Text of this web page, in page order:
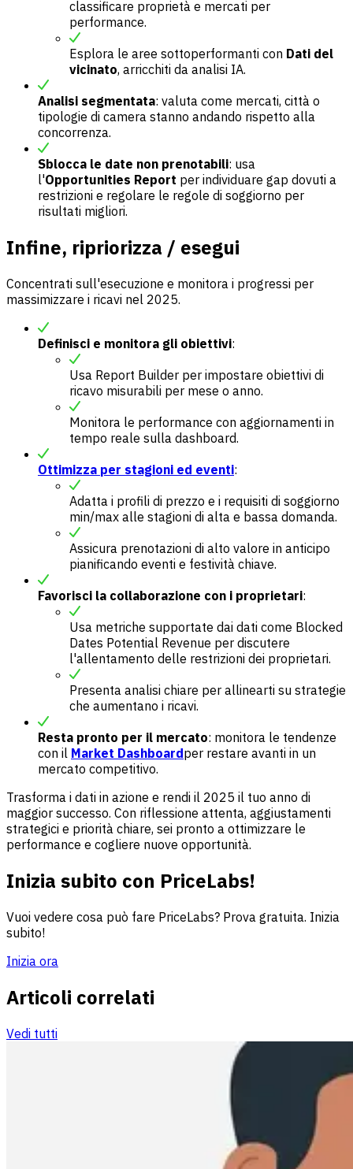
classificare proprietà e mercati per
performance.
Esplora le aree sottoperformanti con Dati del
vicinato, arricchiti da analisi IA.
Analisi segmentata: valuta come mercati, città o
tipologie di camera stanno andando rispetto alla
concorrenza.
Sblocca le date non prenotabili: usa
l'Opportunities Report per individuare gap dovuti a
restrizioni e regolare le regole di soggiorno per
risultati migliori.
Infine, ripriorizza / esegui
Concentrati sull'esecuzione e monitora i progressi per
massimizzare i ricavi nel 2025.
Definisci e monitora gli obiettivi:
Usa Report Builder per impostare obiettivi di
ricavo misurabili per mese o anno.
Monitora le performance con aggiornamenti in
tempo reale sulla dashboard.
Ottimizza per stagioni ed eventi:
Adatta i profili di prezzo e i requisiti di soggiorno
min/max alle stagioni di alta e bassa domanda.
Assicura prenotazioni di alto valore in anticipo
pianificando eventi e festività chiave.
Favorisci la collaborazione con i proprietari:
Usa metriche supportate dai dati come Blocked
Dates Potential Revenue per discutere
l'allentamento delle restrizioni dei proprietari.
Presenta analisi chiare per allinearti su strategie
che aumentano i ricavi.
Resta pronto per il mercato: monitora le tendenze
con il Market Dashboardper restare avanti in un
mercato competitivo.
Trasforma i dati in azione e rendi il 2025 il tuo anno di
maggior successo. Con riflessione attenta, aggiustamenti
strategici e priorità chiare, sei pronto a ottimizzare le
performance e cogliere nuove opportunità.
Inizia subito con PriceLabs!
Vuoi vedere cosa può fare PriceLabs? Prova gratuita. Inizia
subito!
Inizia ora
Articoli correlati
Vedi tutti